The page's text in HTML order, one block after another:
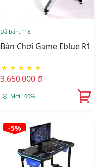
Đã bán: 118
Bàn Chơi Game Eblue R1
★ ★ ★ ★ ★
3.650.000 đ
Mới 100%
-5%